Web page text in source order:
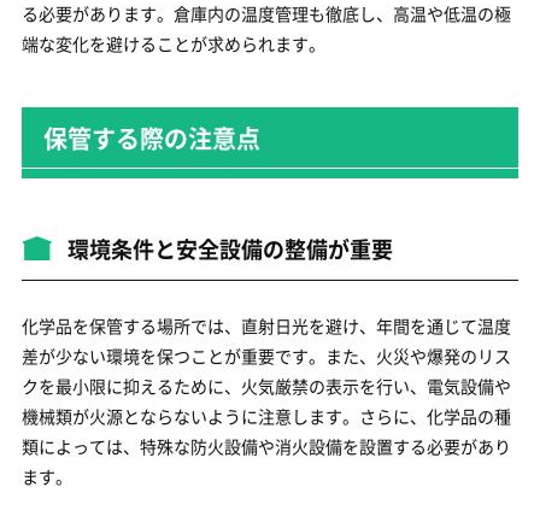
る必要があります。倉庫内の温度管理も徹底し、高温や低温の極
端な変化を避けることが求められます。
保管する際の注意点
環境条件と安全設備の整備が重要
化学品を保管する場所では、直射日光を避け、年間を通じて温度
差が少ない環境を保つことが重要です。また、火災や爆発のリス
クを最小限に抑えるために、火気厳禁の表示を行い、電気設備や
機械類が火源とならないように注意します。さらに、化学品の種
類によっては、特殊な防火設備や消火設備を設置する必要があり
ます。